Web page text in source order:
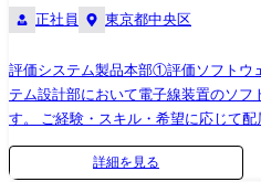
のソフトウェア開発請負会社に依頼する場合が
設計、電気設計などのハードウェア設
り、顧客や顧客先に製品を導入・据付
ら、実際に現場で使用された際のフィ
で、ものづくりの醍醐味を感じること
岐に渡る製品を担当している為、他製
正社員 東京都中央区
評価システム製品本部①評価ソフトウ
テム設計部において電子線装置のソフ
す。 ご経験・スキル・希望に応じて
す。 ①評価ソフトウェア設計部は、評価システム製品のソフトウェア開
発を担う部隊です。 ②評価制御システ
詳細を見る